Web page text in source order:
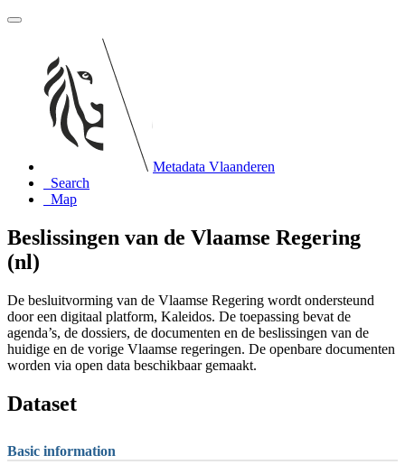
Metadata Vlaanderen
Search
Map
Beslissingen van de Vlaamse Regering
(nl)
De besluitvorming van de Vlaamse Regering wordt ondersteund
door een digitaal platform, Kaleidos. De toepassing bevat de
agenda’s, de dossiers, de documenten en de beslissingen van de
huidige en de vorige Vlaamse regeringen. De openbare documenten
worden via open data beschikbaar gemaakt.
Dataset
Basic information